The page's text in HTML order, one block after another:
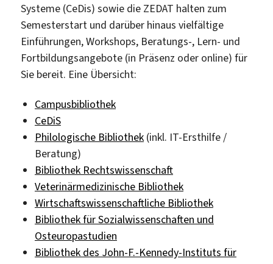
Systeme (CeDis) sowie die ZEDAT halten zum
Semesterstart und darüber hinaus vielfältige
Einführungen, Workshops, Beratungs-, Lern- und
Fortbildungsangebote (in Präsenz oder online) für
Sie bereit. Eine Übersicht:
Campusbibliothek
CeDiS
Philologische Bibliothek(inkl. IT-Ersthilfe /
Beratung)
Bibliothek Rechtswissenschaft
Veterinärmedizinische Bibliothek
Wirtschaftswissenschaftliche Bibliothek
Bibliothek für Sozialwissenschaften und
Osteuropastudien
Bibliothek des John-F.-Kennedy-Instituts für